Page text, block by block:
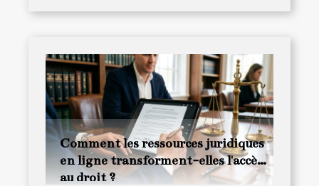
Comment les ressources juridiques
en ligne transforment-elles l'accès
au droit ?